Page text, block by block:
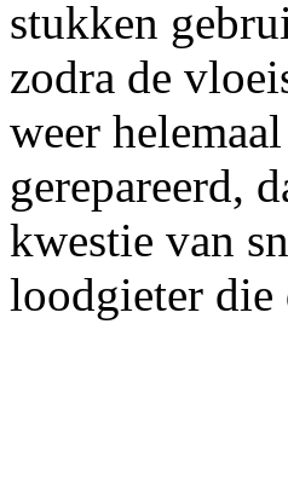
stukken
zodra de
weer
gerepareerd,
kwestie van
loodgieter die